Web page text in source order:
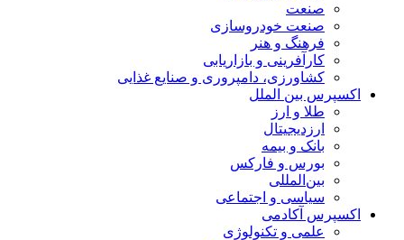
صنعت
صنعت خودروسازی
فرهنگ و هنر
کارآفرینی و بازاریابی
کشاورزی، دامپروری و صنایع غذایی
اکسپرس بین الملل
طلا و ارز
ارزدیجیتال
بانک و بیمه
بورس و فارکس
بین‌المللی
سیاسی و اجتماعی
اکسپرس آکادمی
علمی و تکنولوژی